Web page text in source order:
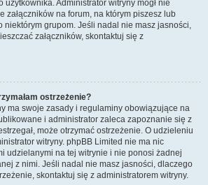
użytkownika. Administrator witryny mógł nie
załączników na forum, na którym piszesz lub
niektórym grupom. Jeśli nadal nie masz jasności,
załączników, skontaktuj się z
ostrzeżenie?
ma swoje zasady i regulaminy obowiązujące na
i administrator zaleca zapoznanie się z
może otrzymać ostrzeżenie. O udzieleniu
witryny. phpBB Limited nie ma nic
udzielanymi na tej witrynie i nie ponosi żadnej
z nimi. Jeśli nadal nie masz jasności, dlaczego
skontaktuj się z administratorem witryny.